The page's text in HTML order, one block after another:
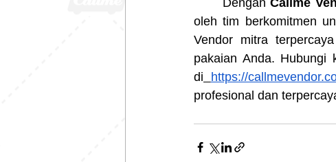
	Dengan
Callme
oleh tim berkomitmen
Vendor mitra
pakaian Anda. Hubungi
di
https://
profesional dan